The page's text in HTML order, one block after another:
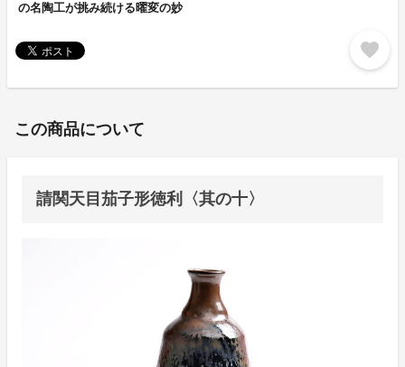
の名陶工が挑み続ける曜変の妙
favorite
この商品について
請関天目茄子形徳利〈其の十〉